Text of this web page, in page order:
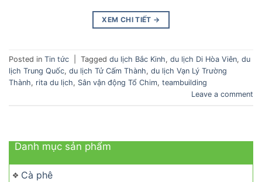
XEM CHI TIẾT →
Posted in Tin tức Tagged du lịch Bắc Kinh, du lịch Di Hòa Viên, du
lịch Trung Quốc, du lịch Tử Cấm Thành, du lịch Vạn Lý Trường
Thành, rita du lịch, Sân vận động Tổ Chim, teambuilding
Leave a comment
Danh mục sản phẩm
Cà phê